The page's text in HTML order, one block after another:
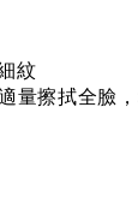
紋
量擦拭全臉